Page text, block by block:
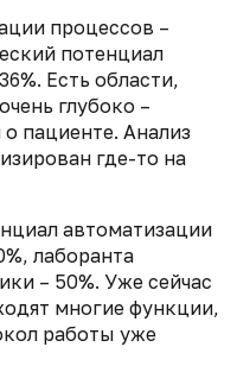
процессов –
потенциал
Есть области,
глубоко –
пациенте. Анализ
где-то на
автоматизации
лаборанта
– 50%. Уже сейчас
многие функции,
работы уже